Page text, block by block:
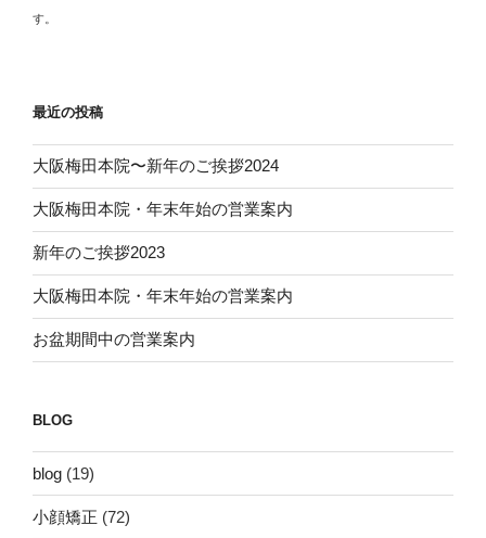
す。
最近の投稿
大阪梅田本院〜新年のご挨拶2024
大阪梅田本院・年末年始の営業案内
新年のご挨拶2023
大阪梅田本院・年末年始の営業案内
お盆期間中の営業案内
BLOG
blog (19)
小顔矯正 (72)